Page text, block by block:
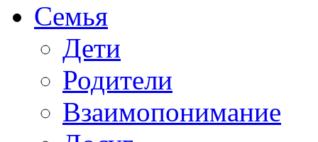
Семья
Дети
Родители
Взаимопонимание